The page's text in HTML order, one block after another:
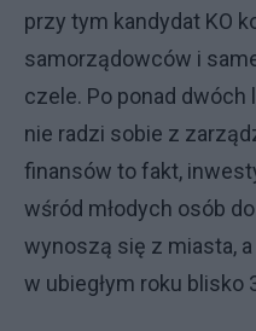
przy tym kandydat KO
samorządowców i
czele. Po ponad dwóch
nie radzi sobie z
finansów to fakt,
wśród młodych osób
wynoszą się z miasta,
w ubiegłym roku blisko